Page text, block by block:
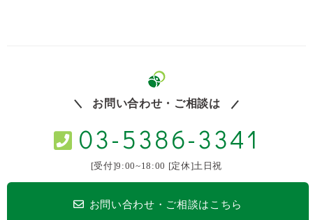
お問い合わせ・ご相談は
03-5386-3341
[受付]9:00~18:00 [定休]土日祝
お問い合わせ・ご相談はこちら